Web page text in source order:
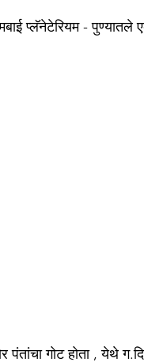
प्लॅनेटेरियम - पुण्यातले
गोट होता , येथे